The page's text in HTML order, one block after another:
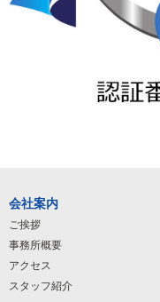
会社案内
ご挨拶
事務所概要
アクセス
スタッフ紹介